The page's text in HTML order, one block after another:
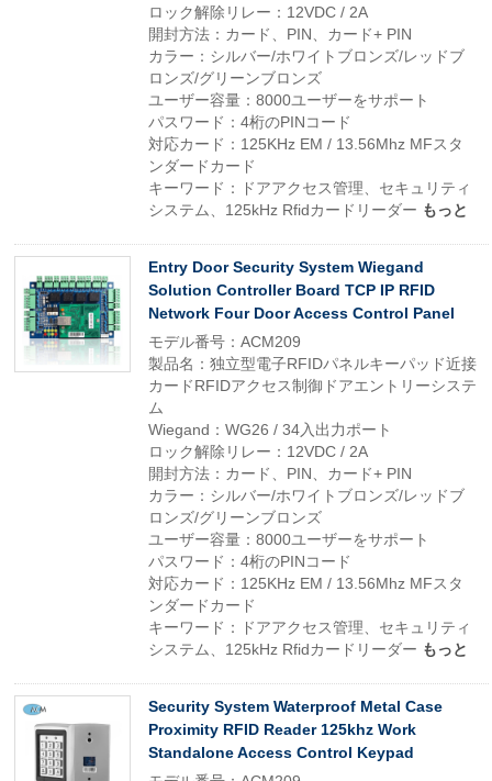
ロック解除リレー：12VDC / 2A
開封方法：カード、PIN、カード+ PIN
カラー：シルバー/ホワイトブロンズ/レッドブ
ロンズ/グリーンブロンズ
ユーザー容量：8000ユーザーをサポート
パスワード：4桁のPINコード
対応カード：125KHz EM / 13.56Mhz MFスタ
ンダードカード
キーワード：ドアアクセス管理、セキュリティ
システム、125kHz Rfidカードリーダー もっと
Entry Door Security System Wiegand
Solution Controller Board TCP IP RFID
Network Four Door Access Control Panel
モデル番号：ACM209
製品名：独立型電子RFIDパネルキーパッド近接
カードRFIDアクセス制御ドアエントリーシステ
ム
Wiegand：WG26 / 34入出力ポート
ロック解除リレー：12VDC / 2A
開封方法：カード、PIN、カード+ PIN
カラー：シルバー/ホワイトブロンズ/レッドブ
ロンズ/グリーンブロンズ
ユーザー容量：8000ユーザーをサポート
パスワード：4桁のPINコード
対応カード：125KHz EM / 13.56Mhz MFスタ
ンダードカード
キーワード：ドアアクセス管理、セキュリティ
システム、125kHz Rfidカードリーダー もっと
Security System Waterproof Metal Case
Proximity RFID Reader 125khz Work
Standalone Access Control Keypad